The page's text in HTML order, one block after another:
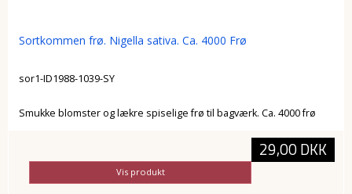
Sortkommen frø. Nigella sativa. Ca. 4000 Frø
sor1-ID1988-1039-SY
Smukke blomster og lækre spiselige frø til bagværk. Ca. 4000 frø
29,00 DKK
Vis produkt